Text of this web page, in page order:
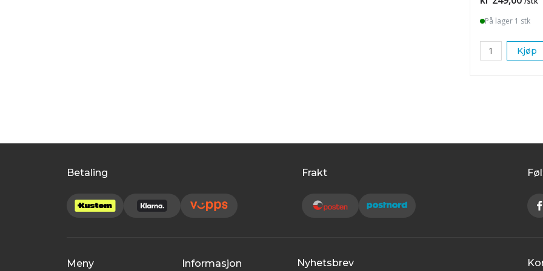
På lager 1 stk
Kjøp
Betaling Frakt
Meny Informasjon Nyhetsbrev